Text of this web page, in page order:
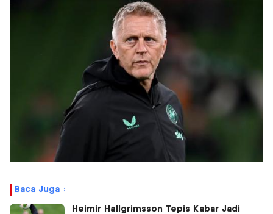
Baca Juga :
Heimir Hallgrimsson Tepis Kabar Jadi